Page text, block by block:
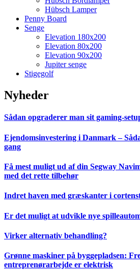
Hübsch Lamper
Penny Board
Senge
Elevation 180x200
Elevation 80x200
Elevation 90x200
Jupiter senge
Stigegolf
Nyheder
Sådan opgraderer man sit gaming-
Ejendomsinvestering i Danmark –
gang
Få mest muligt ud af din Segway
med det rette tilbehør
Indret haven med græskanter i
Er det muligt at udvikle nye
Virker alternativ behandling?
Grønne maskiner på byggepladsen:
entreprenørarbejde er elektrisk